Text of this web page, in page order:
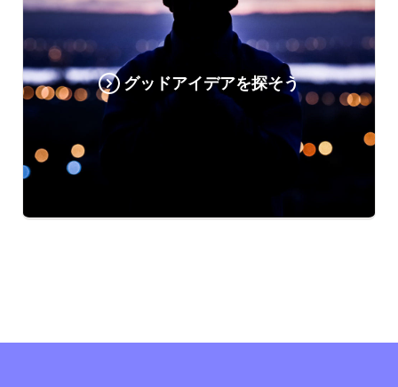
グッドアイデアを探そう